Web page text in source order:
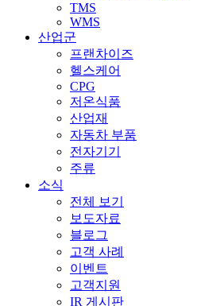
TMS
WMS
산업군
프랜차이즈
헬스케어
CPG
저온식품
산업재
자동차 부품
전자기기
주류
소식
전체 보기
보도자료
블로그
고객 사례
이벤트
고객지원
IR 게시판